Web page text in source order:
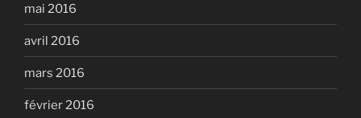
mai 2016
avril 2016
mars 2016
février 2016